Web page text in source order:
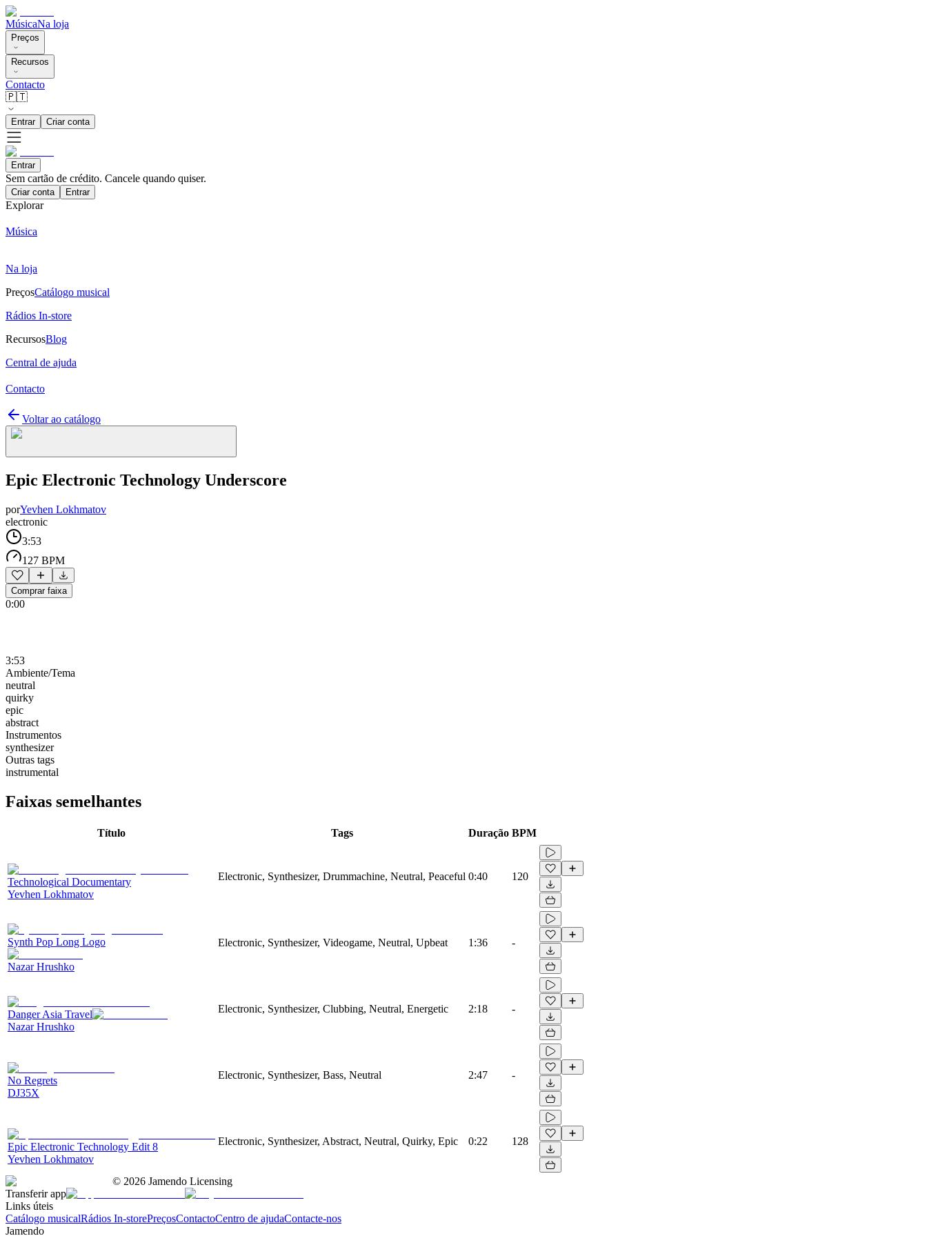
MúsicaNa loja
Preços
Recursos
Contacto
🇵🇹
Entrar Criar conta
Entrar
Sem cartão de crédito. Cancele quando quiser.
Criar conta Entrar
Explorar
Música
Na loja
PreçosCatálogo musical
Rádios In-store
RecursosBlog
Central de ajuda
Contacto
Voltar ao catálogo
Epic Electronic Technology Underscore
porYevhen Lokhmatov
electronic
3:53
127 BPM
Comprar faixa
0:00
3:53
Ambiente/Tema
neutral
quirky
epic
abstract
Instrumentos
synthesizer
Outras tags
instrumental
Faixas semelhantes
Título Tags Duração BPM
Technological Documentary
Yevhen Lokhmatov
Electronic, Synthesizer, Drummachine, Neutral, Peaceful 0:40 120
Synth Pop Long Logo
Nazar Hrushko
Electronic, Synthesizer, Videogame, Neutral, Upbeat 1:36 -
Danger Asia Travel
Nazar Hrushko
Electronic, Synthesizer, Clubbing, Neutral, Energetic 2:18 -
No Regrets
DJ35X
Electronic, Synthesizer, Bass, Neutral 2:47 -
Epic Electronic Technology Edit 8
Yevhen Lokhmatov
Electronic, Synthesizer, Abstract, Neutral, Quirky, Epic 0:22 128
© 2026 Jamendo Licensing
Transferir app
Links úteis
Catálogo musicalRádios In-storePreçosContactoCentro de ajudaContacte-nos
Jamendo